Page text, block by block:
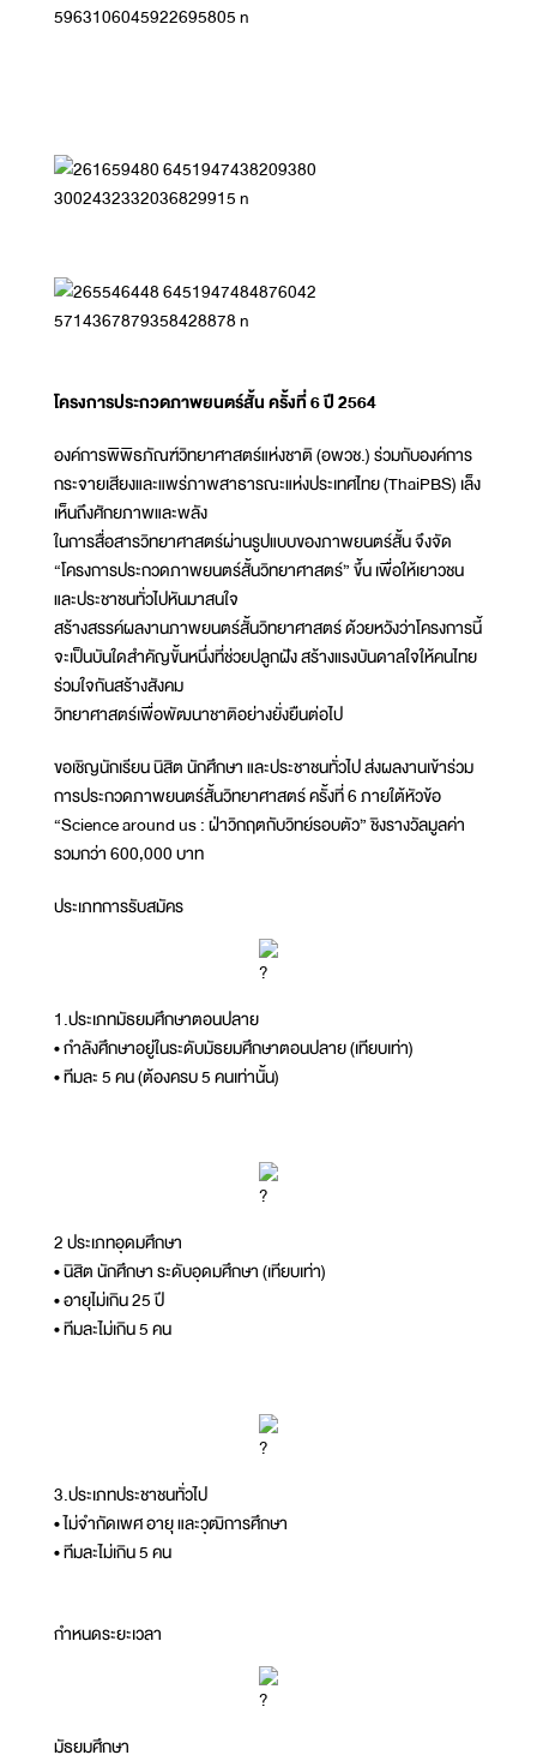
โครงการประกวดภาพยนตร์สั้น ครั้งที่ 6 ปี 2564
องค์การพิพิธภัณฑ์วิทยาศาสตร์แห่งชาติ (อพวช.) ร่วมกับองค์การ
กระจายเสียงและแพร่ภาพสาธารณะแห่งประเทศไทย (ThaiPBS) เล็ง
เห็นถึงศักยภาพและพลัง
ในการสื่อสารวิทยาศาสตร์ผ่านรูปแบบของภาพยนตร์สั้น จึงจัด
“โครงการประกวดภาพยนตร์สั้นวิทยาศาสตร์” ขึ้น เพื่อให้เยาวชน
และประชาชนทั่วไปหันมาสนใจ
สร้างสรรค์ผลงานภาพยนตร์สั้นวิทยาศาสตร์ ด้วยหวังว่าโครงการนี้
จะเป็นบันใดสำคัญขั้นหนึ่งที่ช่วยปลูกฝัง สร้างแรงบันดาลใจให้คนไทย
ร่วมใจกันสร้างสังคม
วิทยาศาสตร์เพื่อพัฒนาชาติอย่างยั่งยืนต่อไป
ขอเชิญนักเรียน นิสิต นักศึกษา และประชาชนทั่วไป ส่งผลงานเข้าร่วม
การประกวดภาพยนตร์สั้นวิทยาศาสตร์ ครั้งที่ 6 ภายใต้หัวข้อ
“Science around us : ฝ่าวิกฤตกับวิทย์รอบตัว” ชิงรางวัลมูลค่า
รวมกว่า 600,000 บาท
ประเภทการรับสมัคร
1.ประเภทมัธยมศึกษาตอนปลาย
• กำลังศึกษาอยู่ในระดับมัธยมศึกษาตอนปลาย (เทียบเท่า)
• ทีมละ 5 คน (ต้องครบ 5 คนเท่านั้น)
2 ประเภทอุดมศึกษา
• นิสิต นักศึกษา ระดับอุดมศึกษา (เทียบเท่า)
• อายุไม่เกิน 25 ปี
• ทีมละไม่เกิน 5 คน
3.ประเภทประชาชนทั่วไป
• ไม่จำกัดเพศ อายุ และวุฒิการศึกษา
• ทีมละไม่เกิน 5 คน
กำหนดระยะเวลา
มัธยมศึกษา